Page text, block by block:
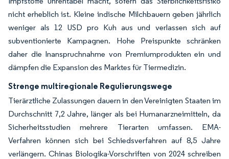
nicht erheblich ist. Kleine indische Milchbauern geben jährlich
weniger als 12 USD pro Kuh aus und verlassen sich auf
subventionierte Kampagnen. Hohe Preispunkte schränken
daher die Inanspruchnahme von Premiumprodukten ein und
dämpfen die Expansion des Marktes für Tiermedizin.
Strenge multiregionale Regulierungswege
Tierärztliche Zulassungen dauern in den Vereinigten Staaten im
Durchschnitt 7,2 Jahre, länger als bei Humanarzneimitteln, da
Sicherheitsstudien mehrere Tierarten umfassen. EMA-
Verfahren können sich bei Schiedsverfahren auf 8,5 Jahre
verlängern. Chinas Biologika-Vorschriften von 2024 schreiben